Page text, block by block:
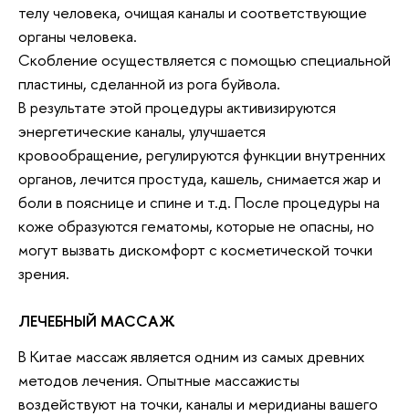
телу человека, очищая каналы и соответствующие
органы человека.
Скобление осуществляется с помощью специальной
пластины, сделанной из рога буйвола.
В результате этой процедуры активизируются
энергетические каналы, улучшается
кровообращение, регулируются функции внутренних
органов, лечится простуда, кашель, снимается жар и
боли в пояснице и спине и т.д. После процедуры на
коже образуются гематомы, которые не опасны, но
могут вызвать дискомфорт с косметической точки
зрения.
ЛЕЧЕБНЫЙ МАССАЖ
В Китае массаж является одним из самых древних
методов лечения. Опытные массажисты
воздействуют на точки, каналы и меридианы вашего